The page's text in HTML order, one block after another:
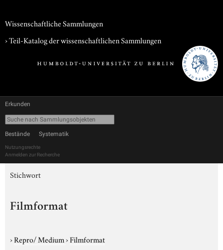
Wissenschaftliche Sammlungen
› Teil-Katalog der wissenschaftlichen Sammlungen
Erkunden
Bestände Systematik
Nutzungsrechte
Anmelden zur Recherche
Stichwort
Filmformat
›Repro/ Medium›Filmformat